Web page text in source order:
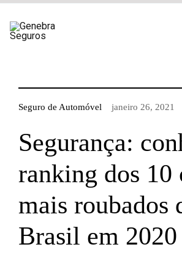
para
Seguro de Automóvel janeiro 26, 2021
Segurança:
ranking dos 10
mais roubados
Brasil em 2020